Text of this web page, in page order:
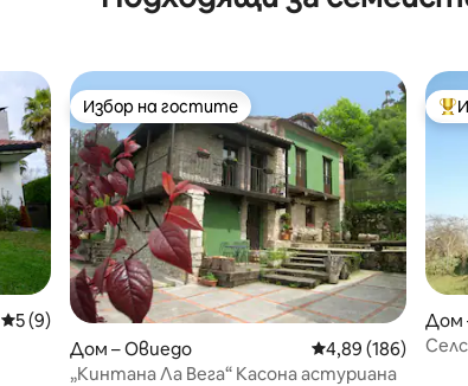
Средна оценка: 5 от 5, 9 отзива
5 (9)
Избор на гостите
Избор на гостите
Дом – Овиедо Средна оценка:
4,89 (186)
„Кинтана Ла Вега“ Касона астуриана
Дом